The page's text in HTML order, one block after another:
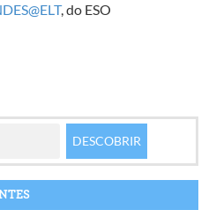
, do ESO